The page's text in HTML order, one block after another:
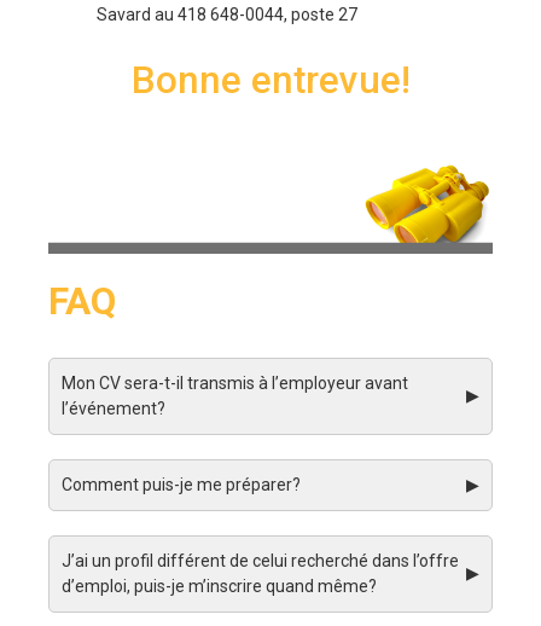
Savard au 418 648-0044, poste 27
Bonne entrevue!
FAQ
Mon CV sera-t-il transmis à l’employeur avant
l’événement?
▶
Comment puis-je me préparer? ▶
J’ai un profil différent de celui recherché dans l’offre
d’emploi, puis-je m’inscrire quand même?
▶